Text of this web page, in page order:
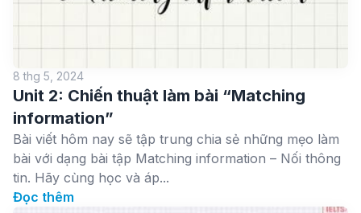
8 thg 5, 2024
Unit 2: Chiến thuật làm bài “Matching
information”
Bài viết hôm nay sẽ tập trung chia sẻ những mẹo làm
bài với dạng bài tập Matching information – Nối thông
tin. Hãy cùng học và áp...
Đọc thêm